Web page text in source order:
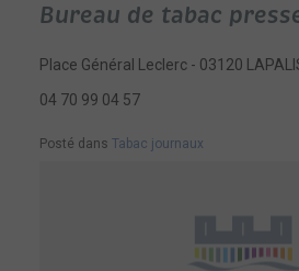
Bureau de tabac
Place Général Leclerc - 03120
04 70 99 04 57
Posté dansTabac journaux